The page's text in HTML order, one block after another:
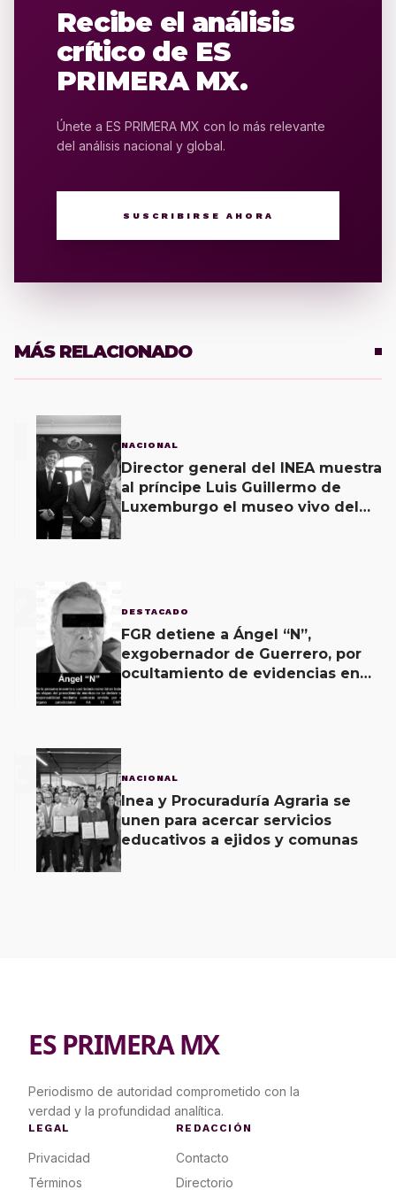
Recibe el análisis
crítico de ES
PRIMERA MX.
Únete a ES PRIMERA MX con lo más relevante
del análisis nacional y global.
SUSCRIBIRSE AHORA
MÁS RELACIONADO
NACIONAL
Director general del INEA muestra
al príncipe Luis Guillermo de
Luxemburgo el museo vivo del
DESTACADO
FGR detiene a Ángel “N”,
exgobernador de Guerrero, por
ocultamiento de evidencias en
3 NACIONAL
Inea y Procuraduría Agraria se
unen para acercar servicios
educativos a ejidos y comunas
ES PRIMERA MX
Periodismo de autoridad comprometido con la
verdad y la profundidad analítica.
LEGAL
Privacidad
Términos
REDACCIÓN
Contacto
Directorio